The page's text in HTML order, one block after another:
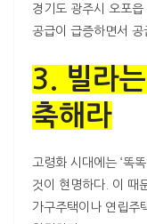
경기도 광주시 오포
공급이 급증하면서 공
3. 빌라
축해라
고령화 시대에는 ‘똑
것이 현명하다. 이 때
가구주택이나 연립주